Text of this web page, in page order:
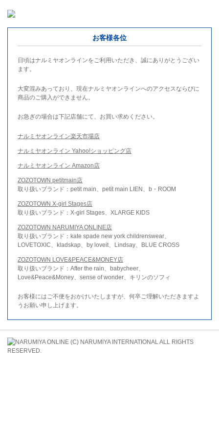
お客様各位
日頃はナルミヤオンラインをご利用いただき、誠にありがとうござい
ます。
大変混みあっており、現在ナルミヤオンラインへのアクセスならびに
商品のご購入ができません。
お急ぎの場合は下記店舗にて、お買い求めください。
ナルミヤオンライン楽天市場店
ナルミヤオンライン Yahoo!ショッピング店
ナルミヤオンライン Amazon店
ZOZOTOWN petitmain店
取り扱いブランド：petit main、petit main LIEN、b・ROOM
ZOZOTOWN X-girl Stages店
取り扱いブランド：X-girl Stages、XLARGE KIDS
ZOZOTOWN NARUMIYA ONLINE店
取り扱いブランド：kate spade new york childrenswear、
LOVETOXIC、kladskap、by loveit、Lindsay、BLUE CROSS
ZOZOTOWN LOVE&PEACE&MONEY店
取り扱いブランド：After the rain、babycheer、
Love&Peace&Money、sense of wonder、キリンのソフィ
お客様にはご不便をおかけいたしますが、何卒ご理解いただきますよ
うお願い申し上げます。